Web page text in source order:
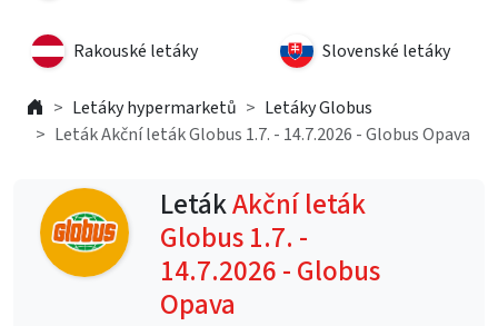
Rakouské letáky Slovenské letáky
Letáky hypermarketů
Letáky Globus
Leták Akční leták Globus 1.7. - 14.7.2026 - Globus Opava
LetákAkční leták
Globus 1.7. -
14.7.2026 - Globus
Opava